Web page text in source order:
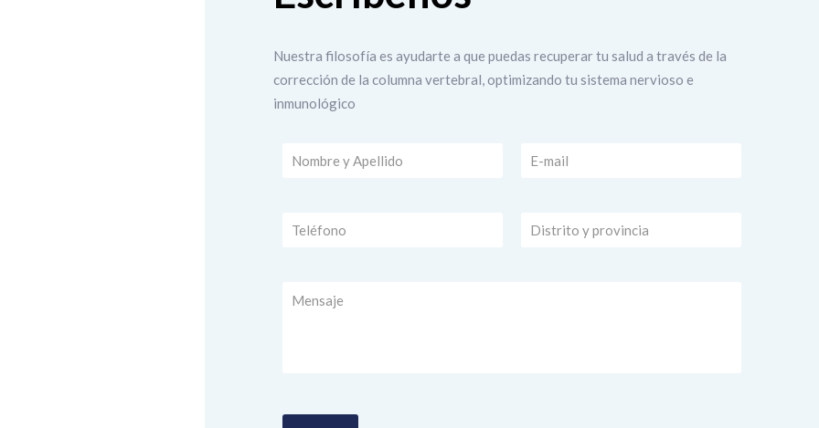
Nuestra filosofía es ayudarte a que puedas recuperar tu salud a través de la
corrección de la columna vertebral, optimizando tu sistema nervioso e
inmunológico